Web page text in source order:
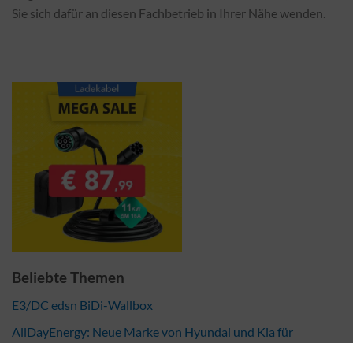
Sie sich dafür an diesen Fachbetrieb in Ihrer Nähe wenden.
Beliebte Themen
E3/DC edsn BiDi-Wallbox
AllDayEnergy: Neue Marke von Hyundai und Kia für